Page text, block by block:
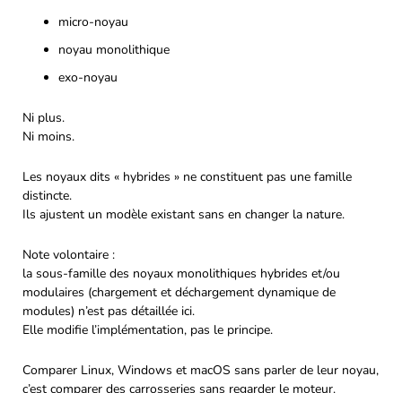
micro-noyau
noyau monolithique
exo-noyau
Ni plus.
Ni moins.
Les noyaux dits « hybrides » ne constituent pas une famille
distincte.
Ils ajustent un modèle existant sans en changer la nature.
Note volontaire :
la sous-famille des noyaux monolithiques hybrides et/ou
modulaires (chargement et déchargement dynamique de
modules) n’est pas détaillée ici.
Elle modifie l’implémentation, pas le principe.
Comparer Linux, Windows et macOS sans parler de leur noyau,
c’est comparer des carrosseries sans regarder le moteur.